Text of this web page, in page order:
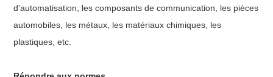
d'automatisation, les composants de communication, les pièces
automobiles, les métaux, les matériaux chimiques, les
plastiques, etc.